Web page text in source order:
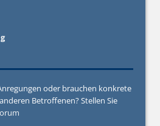
oder brauchen konkrete
Betroffenen? Stellen Sie